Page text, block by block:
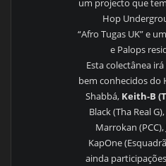
um projecto que
Hop
“Afro Tugas UK” e
e Palops
Esta colectânea
bem conhecidos do
Shabbá, Keith-B
Black (Tha Real
Marrokan
KapOne
ainda